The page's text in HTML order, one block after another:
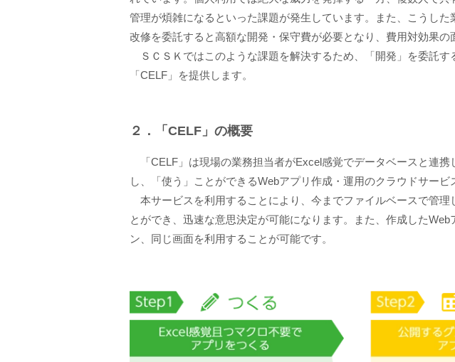
管理が煩雑になるといった課題が発生しています。また、こうし
改修を委託すると高額な開発・保守費が必要となり、費用対効果の
ＳＣＳＫではこのような課題を解決するため、「開発」を委託
「CELF」を提供します。
２．「CELF」の概要
「CELF」は現場の業務担当者がExcel感覚でデータベースと連携
し、「使う」ことができるWebアプリ作成・運用のクラウドサービ
本サービスを利用することにより、今までファイルベースで管
とができ、迅速な意思決定が可能になります。また、作成した
ン、同じ画面を利用することが可能です。